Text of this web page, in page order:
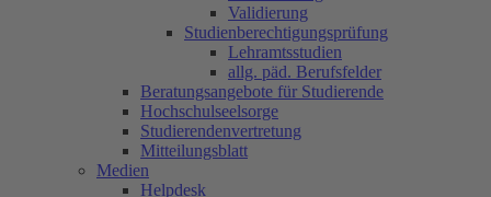
Validierung
Studienberechtigungsprüfung
Lehramtsstudien
allg. päd. Berufsfelder
Beratungsangebote für Studierende
Hochschulseelsorge
Studierendenvertretung
Mitteilungsblatt
Medien
Helpdesk